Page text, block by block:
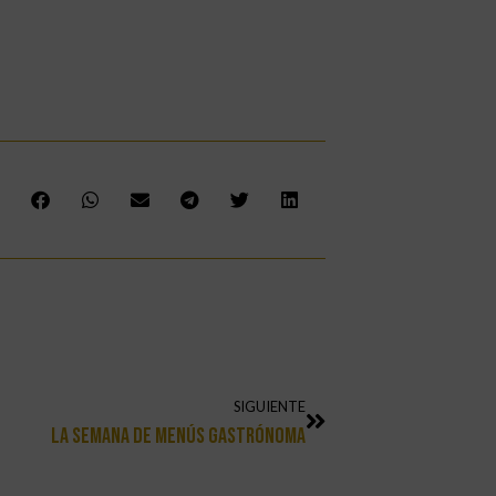
SIGUIENTE
La Semana De Menús Gastrónoma